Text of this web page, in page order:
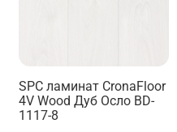
SPC ламинат CronaFloor
4V Wood Дуб Осло BD-
1117-8